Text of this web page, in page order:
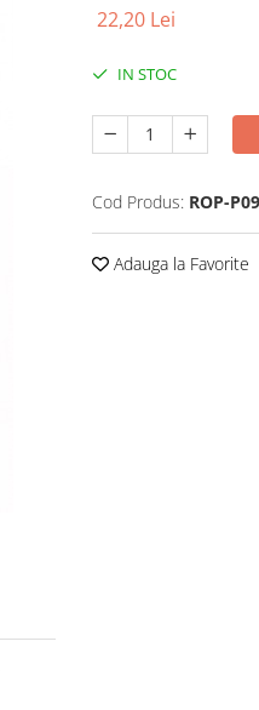
22,20 Lei
IN STOC
Cod Produs: ROP-
Adauga la Favorite